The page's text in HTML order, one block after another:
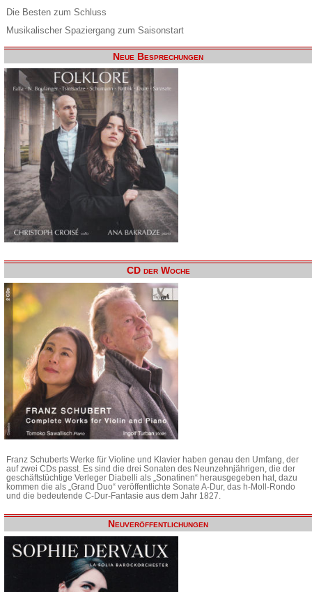
Die Besten zum Schluss
Musikalischer Spaziergang zum Saisonstart
Neue Besprechungen
CD der Woche
Franz Schuberts Werke für Violine und Klavier haben genau den Umfang, der
auf zwei CDs passt. Es sind die drei Sonaten des Neunzehnjährigen, die der
geschäftstüchtige Verleger Diabelli als „Sonatinen“ herausgegeben hat, dazu
kommen die als „Grand Duo“ veröffentlichte Sonate A-Dur, das h-Moll-Rondo
und die bedeutende C-Dur-Fantasie aus dem Jahr 1827.
Neuveröffentlichungen